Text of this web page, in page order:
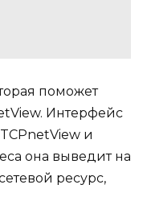
поможет
Интерфейс
и
она выведит на
ресурс,